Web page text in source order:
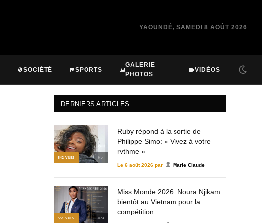
YAOUNDÉ, SAMEDI 8 AOÛT 2026
SOCIÉTÉ SPORTS
GALERIE
PHOTOS
VIDÉOS
DERNIERS ARTICLES
542 VUES © DR
Ruby répond à la sortie de
Philippe Simo: « Vivez à votre
rythme »
Le 6 août 2026 par Marie Claude
551 VUES © DR
Miss Monde 2026: Noura Njikam
bientôt au Vietnam pour la
compétition